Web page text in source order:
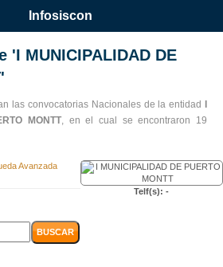
Infosiscon
'I MUNICIPALIDAD DE
las convocatorias Nacionales de la entidad
MONTT, en el cual se encontraron 19
Avanzada
Telf(s): -